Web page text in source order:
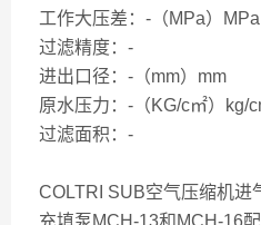
工作大压差：-（MPa）MPa
过滤精度：-
进出口径：-（mm）mm
原水压力：-（KG/c㎡）kg/
过滤面积：-
COLTRI SUB空气压缩机进
充填泵MCH-13和MCH-16配